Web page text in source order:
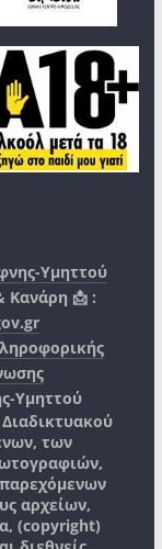
Υμηττού
Κανάρη 📩 :
Υμηττού
των
αρχείων,
(copyright)